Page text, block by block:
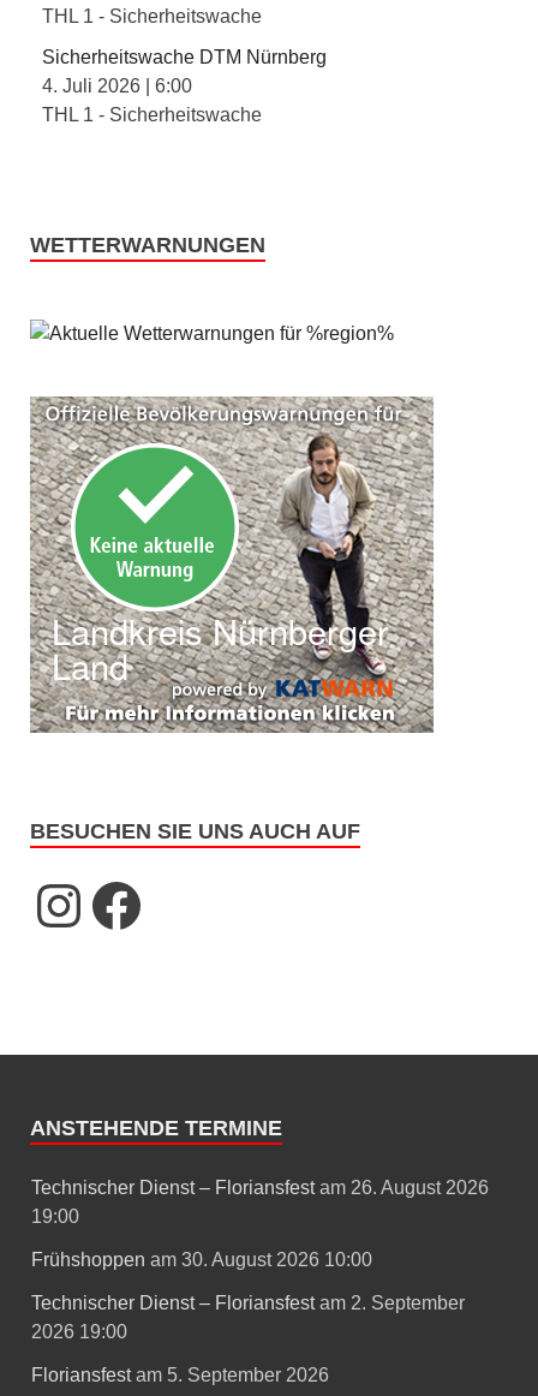
THL 1 - Sicherheitswache
Sicherheitswache DTM Nürnberg
4. Juli 2026
6:00
THL 1 - Sicherheitswache
WETTERWARNUNGEN
BESUCHEN SIE UNS AUCH AUF
ANSTEHENDE TERMINE
Technischer Dienst – Floriansfestam 26. August 2026
19:00
Frühshoppen am 30. August 2026 10:00
Technischer Dienst – Floriansfestam 2. September
2026 19:00
Floriansfestam 5. September 2026